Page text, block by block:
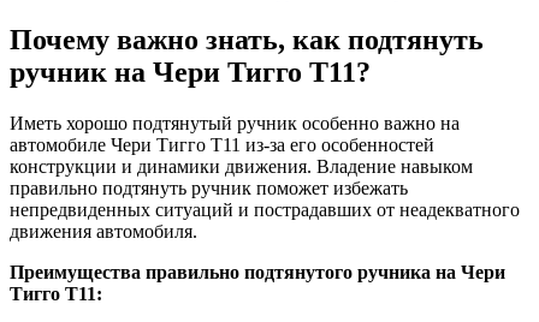
Почему важно знать, как подтянуть
ручник на Чери Тигго Т11?
Иметь хорошо подтянутый ручник особенно важно на
автомобиле Чери Тигго Т11 из-за его особенностей
конструкции и динамики движения. Владение навыком
правильно подтянуть ручник поможет избежать
непредвиденных ситуаций и пострадавших от неадекватного
движения автомобиля.
Преимущества правильно подтянутого ручника на Чери
Тигго Т11: